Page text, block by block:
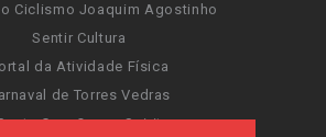
Ciclismo Joaquim Agostinho
Sentir Cultura
da Atividade Física
de Torres Vedras
Cruz Ocean Spirit